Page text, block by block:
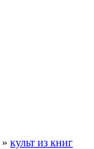
» культ из книг